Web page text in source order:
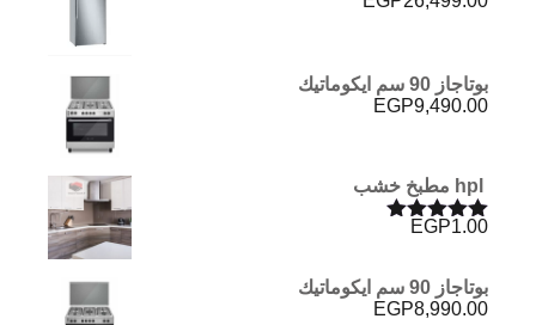
بوتاجاز 90 سم ايكوماتيك
EGP9,490.00
تم التقييم
EGP1.00
بوتاجاز 90 سم ايكوماتيك
EGP8,990.00